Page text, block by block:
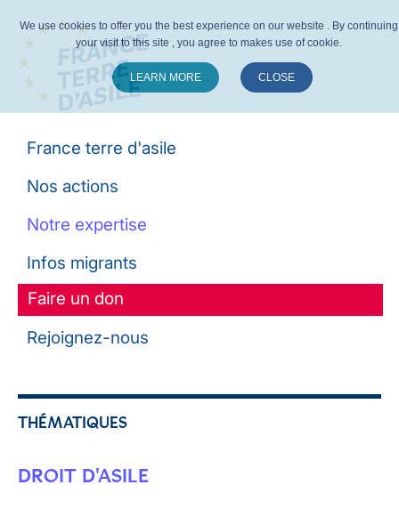
France terre d'asile
Nos actions
Notre expertise
Infos migrants
Faire un don
Rejoignez-nous
THÉMATIQUES
DROIT D'ASILE
We use cookies to offer you the best experience on our website . By continuing
your visit to this site , you agree to makes use of cookie.
LEARN MORE CLOSE